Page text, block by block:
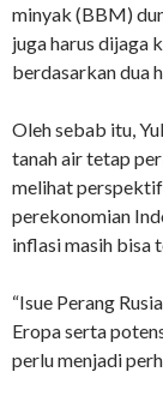
minyak (BBM)
juga harus dijaga
berdasarkan dua
Oleh sebab itu,
tanah air tetap
melihat
perekonomian
inflasi masih bisa
“Isue Perang
Eropa serta
perlu menjadi